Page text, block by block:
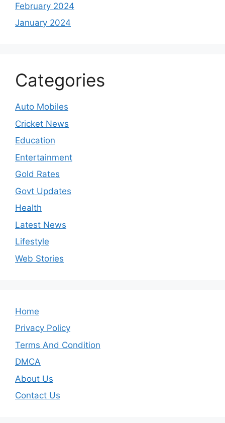
February 2024
January 2024
Categories
Auto Mobiles
Cricket News
Education
Entertainment
Gold Rates
Govt Updates
Health
Latest News
Lifestyle
Web Stories
Home
Privacy Policy
Terms And Condition
DMCA
About Us
Contact Us